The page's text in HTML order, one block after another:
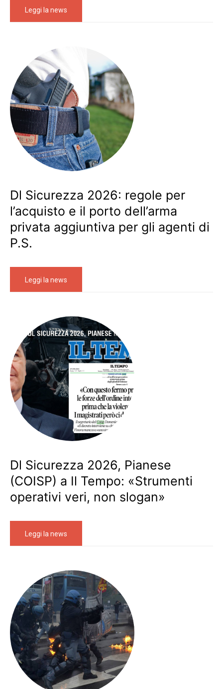
Leggi la news
Dl Sicurezza 2026: regole per
l’acquisto e il porto dell’arma
privata aggiuntiva per gli agenti di
P.S.
Leggi la news
Dl Sicurezza 2026, Pianese
(COISP) a Il Tempo: «Strumenti
operativi veri, non slogan»
Leggi la news